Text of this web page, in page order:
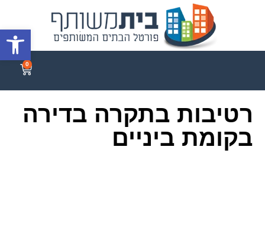
0
רטיבות בתקרה בדירה
בקומת ביניים
פתח